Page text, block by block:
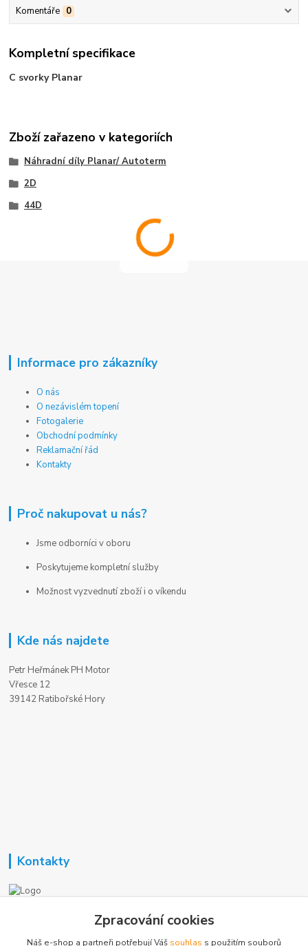
Komentáře 0
Kompletní specifikace
C svorky Planar
Zboží zařazeno v kategoriích
Náhradní díly Planar/ Autoterm
2D
44D
Informace pro zákazníky
O nás
O nezávislém topení
Fotogalerie
Obchodní podmínky
Reklamační řád
Kontakty
Proč nakupovat u nás?
Jsme odborníci v oboru
Poskytujeme kompletní služby
Možnost vyzvednutí zboží i o víkendu
Kde nás najdete
Petr Heřmánek PH Motor
Vřesce 12
39142 Ratibořské Hory
Kontakty
Zpracování cookies
Náš e-shop a partneři potřebují Váš souhlas s použitím souborů